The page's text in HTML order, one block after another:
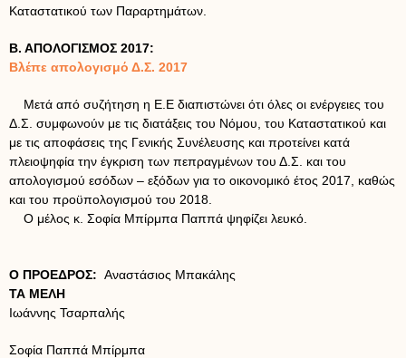
Καταστατικού των Παραρτημάτων.
Β. ΑΠΟΛΟΓΙΣΜΟΣ 2017:
Βλέπε απολογισμό Δ.Σ. 2017
Μετά από συζήτηση η Ε.Ε διαπιστώνει ότι όλες οι ενέργειες του
Δ.Σ. συμφωνούν με τις διατάξεις του Νόμου, του Καταστατικού και
με τις αποφάσεις της Γενικής Συνέλευσης και προτείνει κατά
πλειοψηφία την έγκριση των πεπραγμένων του Δ.Σ. και του
απολογισμού εσόδων – εξόδων για το οικονομικό έτος 2017, καθώς
και του προϋπολογισμού του 2018.
Ο μέλος κ. Σοφία Μπίρμπα Παππά ψηφίζει λευκό.
Ο ΠΡΟΕΔΡΟΣ: Αναστάσιος Μπακάλης
ΤΑ ΜΕΛΗ
Ιωάννης Τσαρπαλής
Σοφία Παππά Μπίρμπα